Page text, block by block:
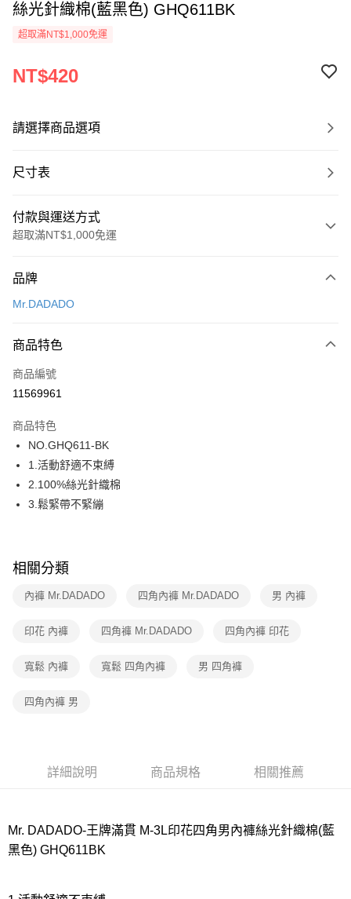
絲光針織棉(藍黑色) GHQ611BK
超取滿NT$1,000免運
NT$420
請選擇商品選項
尺寸表
付款與運送方式
超取滿NT$1,000免運
信用卡一次付款
LINE Pay
街口支付
運送方式
全家取貨付款
每筆NT$80，滿NT$1,000(含以上)免運費
7-11取貨付款
每筆NT$80，滿NT$1,000(含以上)免運費
每筆NT$80，滿NT$1,000(含以上)免運費
宅配
付款後門市自取
品牌
Mr.DADADO
商品特色
商品編號
11569961
商品特色
NO.GHQ611-BK
1.活動舒適不束縛
2.100%絲光針織棉
3.鬆緊帶不緊繃
相關分類
內褲 Mr.DADADO 四角內褲 Mr.DADADO 男 內褲
印花 內褲 四角褲 Mr.DADADO 四角內褲 印花
寬鬆 內褲 寬鬆 四角內褲 男 四角褲
四角內褲 男
詳細說明 商品規格 相關推薦
Mr. DADADO-王牌滿貫 M-3L印花四角男內褲絲光針織棉(藍
黑色) GHQ611BK